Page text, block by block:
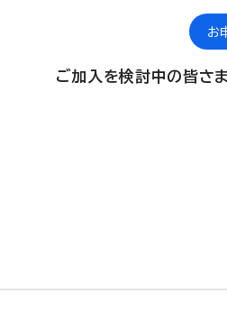
お
ご加入を検討中の皆さま